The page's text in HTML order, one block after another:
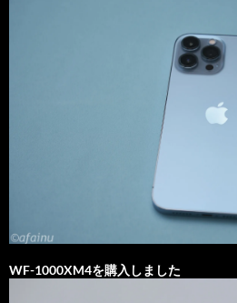
WF-1000XM4を購入しました